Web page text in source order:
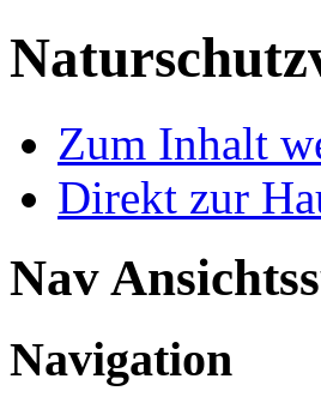
Zum Inhalt
Direkt zur
Nav
Navigation